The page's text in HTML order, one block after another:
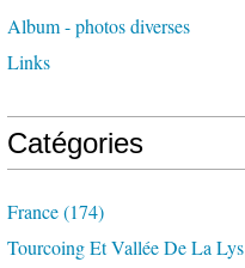
Album - photos diverses
Links
Catégories
France(174)
Tourcoing Et Vallée De La Lys